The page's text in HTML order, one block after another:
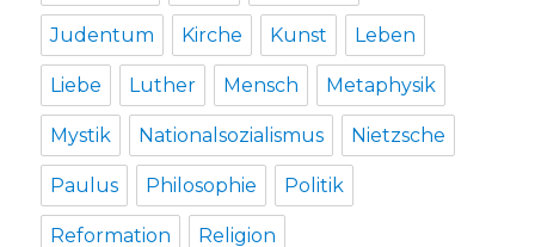
Judentum Kirche Kunst Leben
Liebe Luther Mensch Metaphysik
Mystik Nationalsozialismus Nietzsche
Paulus Philosophie Politik
Reformation Religion